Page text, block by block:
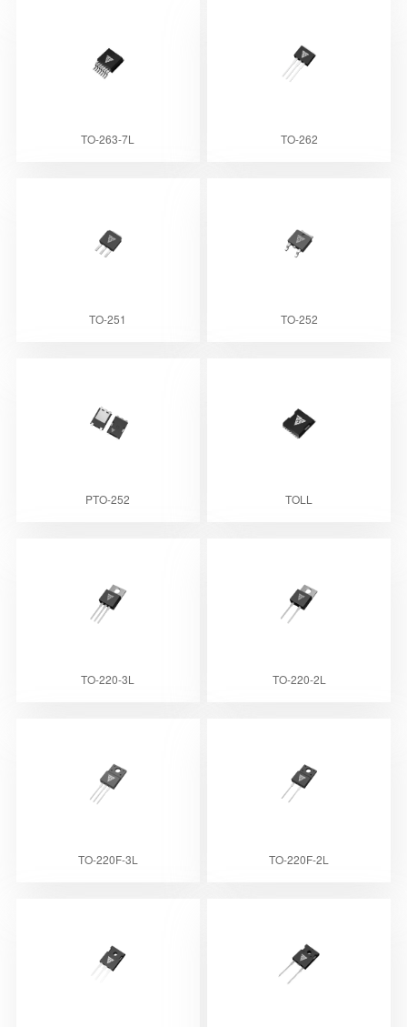
TO-263-7L TO-262
TO-251 TO-252
PTO-252 TOLL
TO-220-3L TO-220-2L
TO-220F-3L TO-220F-2L